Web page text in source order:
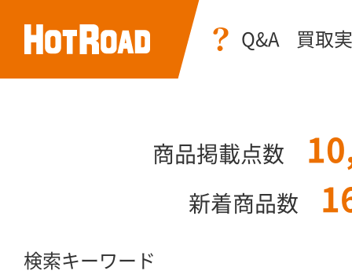
Q&A 買取
商品掲載点数
新着商品数
検索キーワード